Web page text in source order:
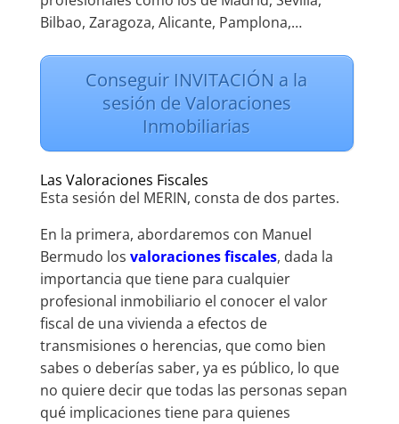
Bilbao, Zaragoza, Alicante, Pamplona,…
Conseguir INVITACIÓN a la
sesión de Valoraciones
Inmobiliarias
Las Valoraciones Fiscales
Esta sesión del MERIN, consta de dos partes.
En la primera, abordaremos con Manuel
Bermudo los valoraciones fiscales, dada la
importancia que tiene para cualquier
profesional inmobiliario el conocer el valor
fiscal de una vivienda a efectos de
transmisiones o herencias, que como bien
sabes o deberías saber, ya es público, lo que
no quiere decir que todas las personas sepan
qué implicaciones tiene para quienes